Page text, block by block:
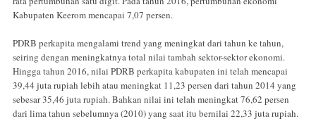
Kabupaten Keerom mencapai 7,07 persen.
PDRB perkapita mengalami trend yang meningkat dari tahun ke tahun,
seiring dengan meningkatnya total nilai tambah sektor-sektor ekonomi.
Hingga tahun 2016, nilai PDRB perkapita kabupaten ini telah mencapai
39,44 juta rupiah lebih atau meningkat 11,23 persen dari tahun 2014 yang
sebesar 35,46 juta rupiah. Bahkan nilai ini telah meningkat 76,62 persen
dari lima tahun sebelumnya (2010) yang saat itu bernilai 22,33 juta rupiah.